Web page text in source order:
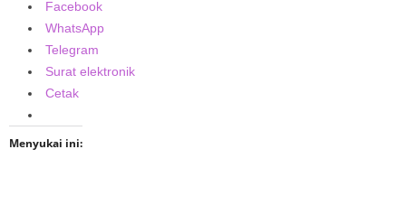
Facebook
WhatsApp
Telegram
Surat elektronik
Cetak
Menyukai ini: